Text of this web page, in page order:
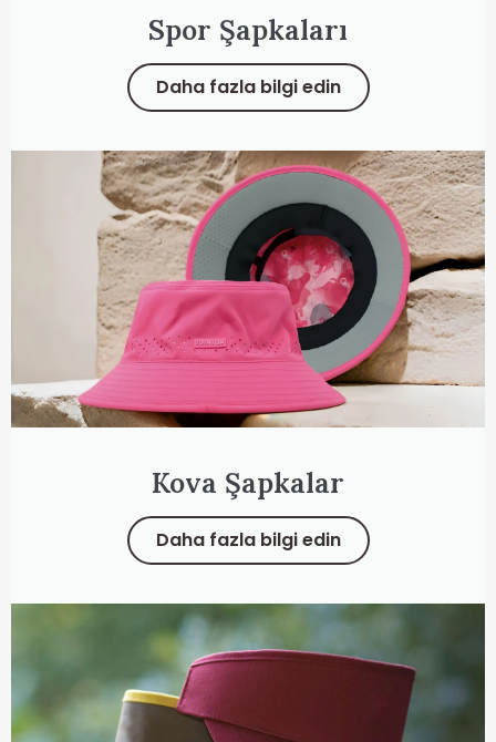
Spor Şapkaları
Daha fazla bilgi edin
Kova Şapkalar
Daha fazla bilgi edin